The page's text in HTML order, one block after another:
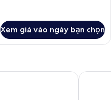
Xem giá vào ngày bạn chọn